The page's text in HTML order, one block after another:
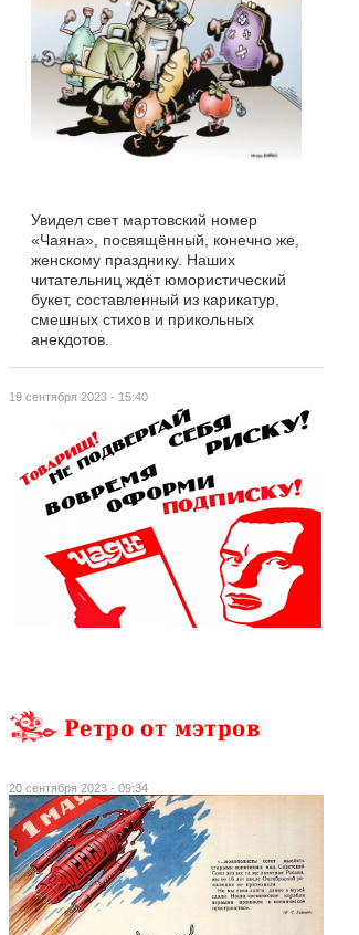
19 сентября 2023 - 15:40
Увидел свет мартовский номер
«Чаяна», посвящённый, конечно же,
женскому празднику. Наших
читательниц ждёт юмористический
букет, составленный из карикатур,
смешных стихов и прикольных
анекдотов.
Ретро от мэтров
20 сентября 2023 - 09:34